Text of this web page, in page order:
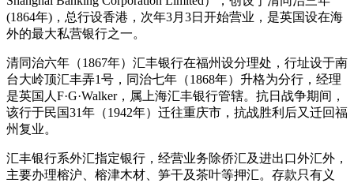
(1864年)，总行设香港，次年3月3日开始营业，是英国设在海
外的最大私营银行之一。
清同治六年（1867年）汇丰银行在福州设分理处，行址设于南
台大岭顶汇丰弄1号，同治七年（1868年）升格为分行，经理
是英国人F·G·Walker，属上海汇丰银行管辖。抗日战争期间，
该行于民国31年（1942年）迁往重庆市，抗战胜利后又迁回福
州复业。
汇丰银行系外汇指定银行，经营业务除侨汇及进出口外汇外，
主要办理榕沪、榕津木材、笋干及茶叶等押汇。存款只有义